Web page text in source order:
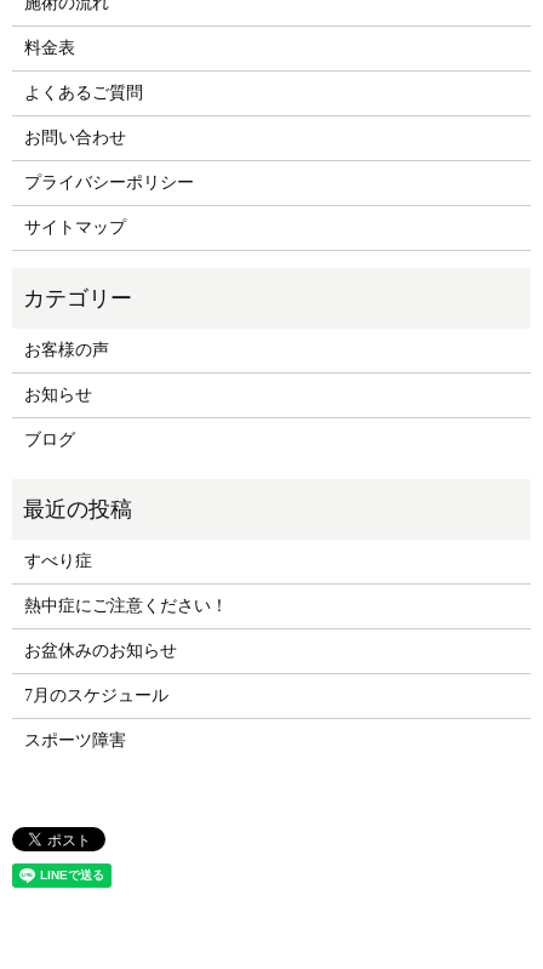
料金表
よくあるご質問
お問い合わせ
プライバシーポリシー
サイトマップ
お客様の声
お知らせ
ブログ
すべり症
熱中症にご注意ください！
お盆休みのお知らせ
7月のスケジュール
スポーツ障害